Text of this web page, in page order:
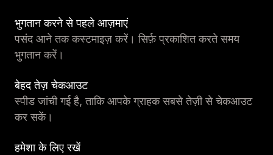
भुगतान करने से पहले आज़माएं
पसंद आने तक कस्टमाइज़ करें। सिर्फ़ प्रकाशित करते समय
भुगतान करें।
बेहद तेज़ चेकआउट
स्पीड जांची गई है, ताकि आपके ग्राहक सबसे तेज़ी से चेकआउट
कर सकें।
हमेशा के लिए रखें